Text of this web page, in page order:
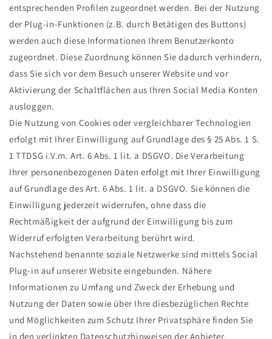
entsprechenden Profilen zugeordnet werden. Bei der Nutzung
der Plug-in-Funktionen (z.B. durch Betätigen des Buttons)
werden auch diese Informationen Ihrem Benutzerkonto
zugeordnet. Diese Zuordnung können Sie dadurch verhindern,
dass Sie sich vor dem Besuch unserer Website und vor
Aktivierung der Schaltflächen aus Ihren Social Media Konten
ausloggen.
Die Nutzung von Cookies oder vergleichbarer Technologien
erfolgt mit Ihrer Einwilligung auf Grundlage des § 25 Abs. 1 S.
1 TTDSG i.V.m. Art. 6 Abs. 1 lit. a DSGVO. Die Verarbeitung
Ihrer personenbezogenen Daten erfolgt mit Ihrer Einwilligung
auf Grundlage des Art. 6 Abs. 1 lit. a DSGVO. Sie können die
Einwilligung jederzeit widerrufen, ohne dass die
Rechtmäßigkeit der aufgrund der Einwilligung bis zum
Widerruf erfolgten Verarbeitung berührt wird.
Nachstehend benannte soziale Netzwerke sind mittels Social
Plug-in auf unserer Website eingebunden. Nähere
Informationen zu Umfang und Zweck der Erhebung und
Nutzung der Daten sowie über Ihre diesbezüglichen Rechte
und Möglichkeiten zum Schutz Ihrer Privatsphäre finden Sie
in den verlinkten Datenschutzhinweisen der Anbieter.